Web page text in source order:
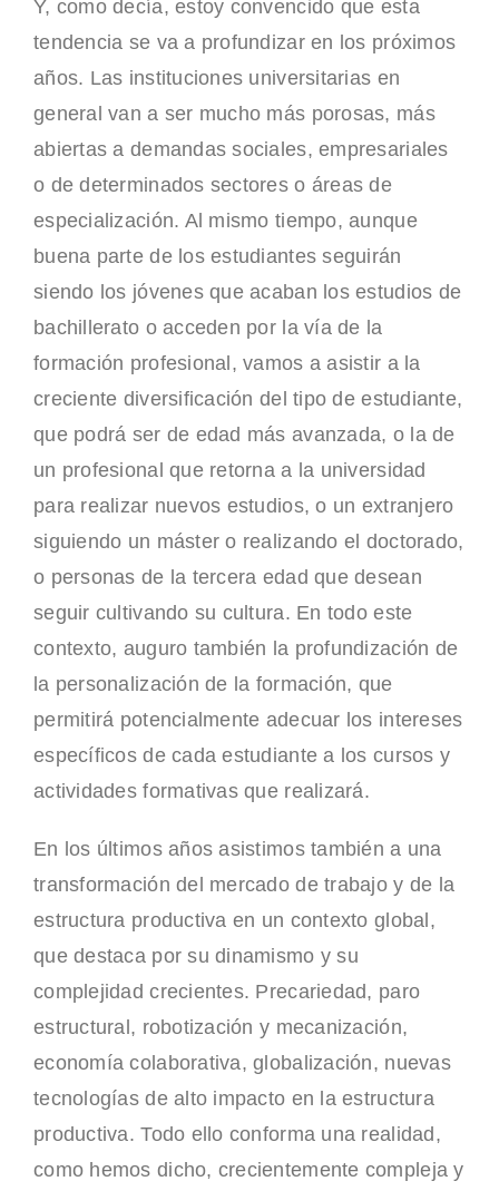
Y, como decía, estoy convencido que esta
tendencia se va a profundizar en los próximos
años. Las instituciones universitarias en
general van a ser mucho más porosas, más
abiertas a demandas sociales, empresariales
o de determinados sectores o áreas de
especialización. Al mismo tiempo, aunque
buena parte de los estudiantes seguirán
siendo los jóvenes que acaban los estudios de
bachillerato o acceden por la vía de la
formación profesional, vamos a asistir a la
creciente diversificación del tipo de estudiante,
que podrá ser de edad más avanzada, o la de
un profesional que retorna a la universidad
para realizar nuevos estudios, o un extranjero
siguiendo un máster o realizando el doctorado,
o personas de la tercera edad que desean
seguir cultivando su cultura. En todo este
contexto, auguro también la profundización de
la personalización de la formación, que
permitirá potencialmente adecuar los intereses
específicos de cada estudiante a los cursos y
actividades formativas que realizará.
En los últimos años asistimos también a una
transformación del mercado de trabajo y de la
estructura productiva en un contexto global,
que destaca por su dinamismo y su
complejidad crecientes. Precariedad, paro
estructural, robotización y mecanización,
economía colaborativa, globalización, nuevas
tecnologías de alto impacto en la estructura
productiva. Todo ello conforma una realidad,
como hemos dicho, crecientemente compleja y